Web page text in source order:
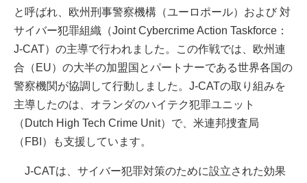
と呼ばれ、欧州刑事警察機構（ユーロポール）および 対
サイバー犯罪組織（Joint Cybercrime Action Taskforce：
J-CAT）の主導で行われました。この作戦では、欧州連
合（EU）の大半の加盟国とパートナーである世界各国の
警察機関が協調して行動しました。J-CATの取り組みを
主導したのは、オランダのハイテク犯罪ユニット
（Dutch High Tech Crime Unit）で、米連邦捜査局
（FBI）も支援しています。
J-CATは、サイバー犯罪対策のために設立された効果